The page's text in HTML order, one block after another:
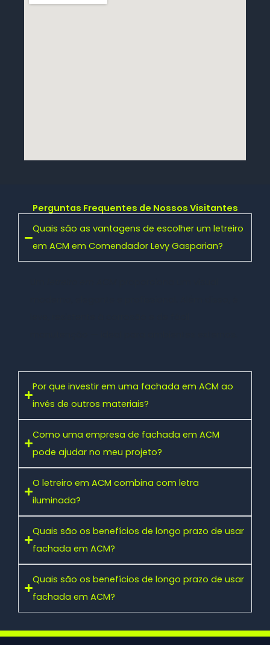
Perguntas Frequentes de Nossos Visitantes
Quais são as vantagens de escolher um letreiro
em ACM em Comendador Levy Gasparian?
Por que investir em uma fachada em ACM ao
invés de outros materiais?
Como uma empresa de fachada em ACM
pode ajudar no meu projeto?
O letreiro em ACM combina com letra
iluminada?
Quais são os benefícios de longo prazo de usar
fachada em ACM?
Quais são os benefícios de longo prazo de usar
fachada em ACM?